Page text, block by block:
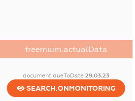
freemium.actualData
document.dueToDate29.03.23
SEARCH.ONMONITORING